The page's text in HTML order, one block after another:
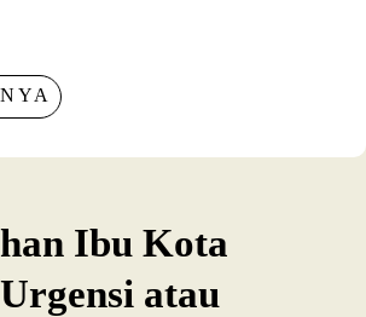
Ibu Kota
atau